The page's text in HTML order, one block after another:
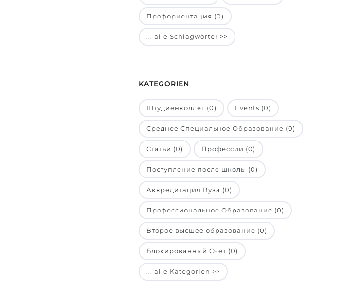
Профориентация (0)
... alle Schlagwörter >>
KATEGORIEN
Штудиенколлег (0) Events (0)
Среднее Специальное Образование (0)
Статьи (0) Профессии (0)
Поступление после школы (0)
Аккредитация Вуза (0)
Профессиональное Образование (0)
Второе высшее образование (0)
Блокированный Счет (0)
... alle Kategorien >>